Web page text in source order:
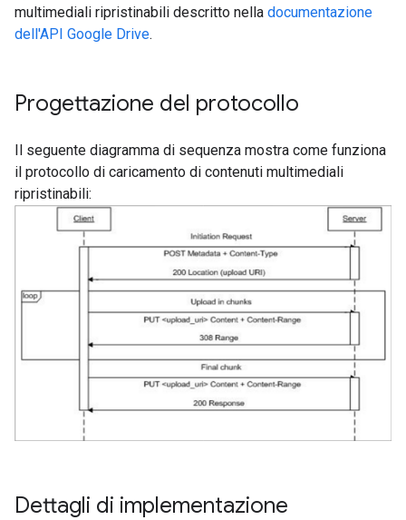
multimediali ripristinabili descritto nella documentazione
dell'API Google Drive.
Progettazione del protocollo
Il seguente diagramma di sequenza mostra come funziona
il protocollo di caricamento di contenuti multimediali
ripristinabili:
Dettagli di implementazione